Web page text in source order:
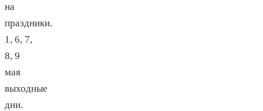
на
праздники.
1, 6, 7,
8, 9
мая
выходные
дни.